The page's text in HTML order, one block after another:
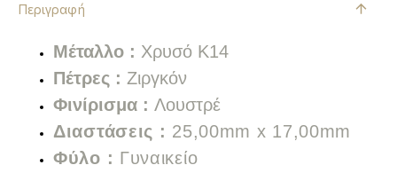
Περιγραφή
Μέταλλο : Χρυσό Κ14
Πέτρες : Ζιργκόν
Φινίρισμα : Λουστρέ
Διαστάσεις : 25,00mm x 17,00mm
Φύλο : Γυναικείο